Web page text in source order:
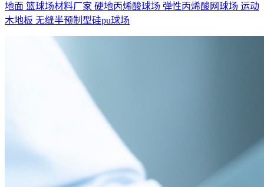
地面 篮球场材料厂家 硬地丙烯酸球场 弹性丙烯酸网球场 运动
木地板 无缝半预制型硅pu球场